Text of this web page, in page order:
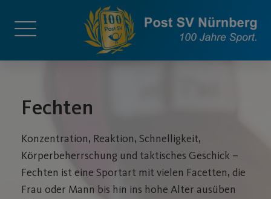
Fechten
Konzentration, Reaktion, Schnelligkeit,
Körperbeherrschung und taktisches Geschick –
Fechten ist eine Sportart mit vielen Facetten, die
Frau oder Mann bis hin ins hohe Alter ausüben